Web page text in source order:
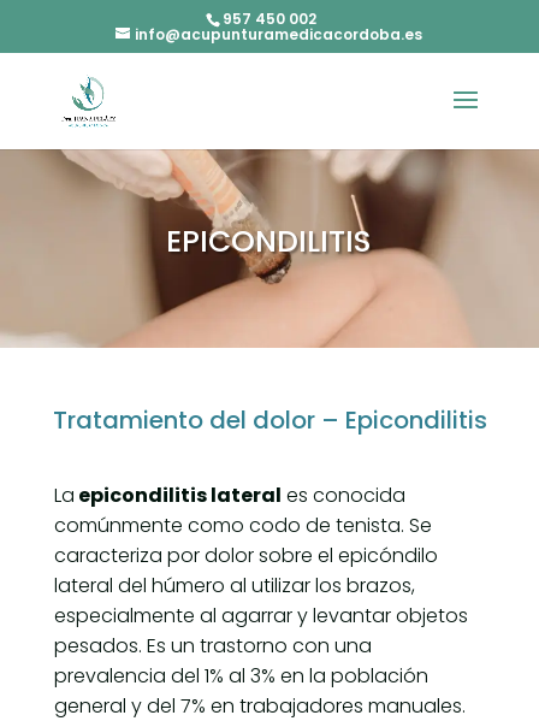
957 450 002
info@acupunturamedicacordoba.es
EPICONDILITIS
Tratamiento del dolor – Epicondilitis
La epicondilitis lateral es conocida
comúnmente como codo de tenista. Se
caracteriza por dolor sobre el epicóndilo
lateral del húmero al utilizar los brazos,
especialmente al agarrar y levantar objetos
pesados. Es un trastorno con una
prevalencia del 1% al 3% en la población
general y del 7% en trabajadores manuales.